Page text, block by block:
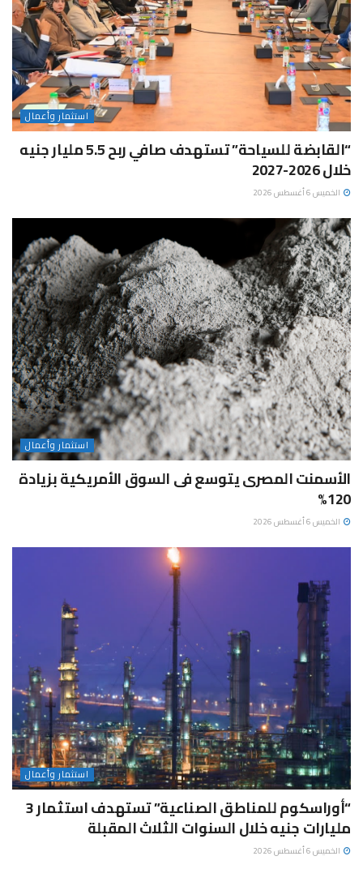
استثمار وأعمال
“القابضة للسياحة” تستهدف صافي ربح 5.5 مليار جنيه
خلال 2026-2027
الخميس 6 أغسطس 2026
استثمار وأعمال
الأسمنت المصرى يتوسع فى السوق الأمريكية بزيادة
120%
الخميس 6 أغسطس 2026
استثمار وأعمال
“أوراسكوم للمناطق الصناعية” تستهدف استثمار 3
مليارات جنيه خلال السنوات الثلاث المقبلة
الخميس 6 أغسطس 2026